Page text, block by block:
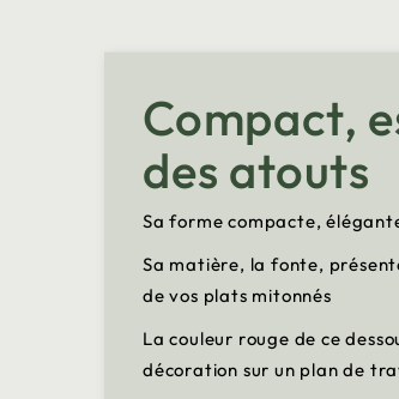
Compact,
des atouts
Sa forme compacte,
Sa matière, la fonte,
de vos plats mitonnés
La couleur rouge de ce
décoration sur un plan de